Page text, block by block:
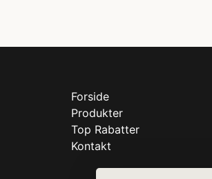
Forside
Produkter
Top Rabatter
Kontakt